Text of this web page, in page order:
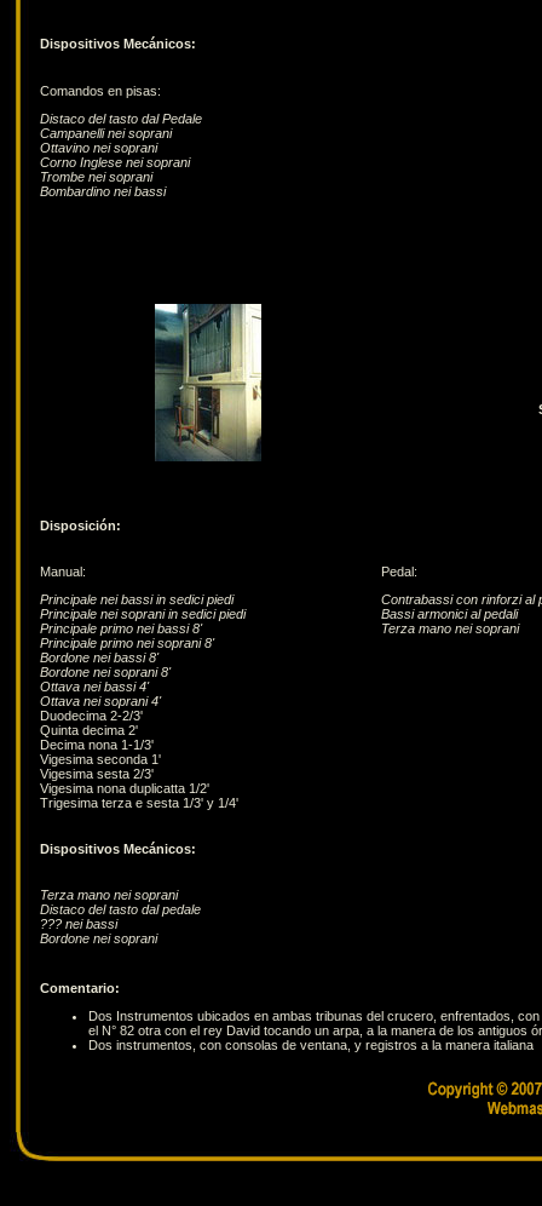
Dispositivos Mecánicos:
Comandos en pisas:
Distaco del tasto dal Pedale
Campanelli nei soprani
Ottavino nei soprani
Corno Inglese nei soprani
Trombe nei soprani
Bombardino nei bassi
Disposición:
Manual:
Principale nei bassi in sedici piedi
Principale nei soprani in sedici piedi
Principale primo nei bassi 8'
Principale primo nei soprani 8'
Bordone nei bassi 8'
Bordone nei soprani 8'
Ottava nei bassi 4'
Ottava nei soprani 4'
Duodecima 2‑2/3'
Quinta decima 2'
Decima nona 1‑1/3'
Vigesima seconda 1'
Vigesima sesta 2/3'
Vigesima nona duplicatta 1/2'
Trigesima terza e sesta 1/3' y 1/4'
Pedal:
Contrabassi con rinforzi al
Bassi armonici al pedali
Terza mano nei soprani
Dispositivos Mecánicos:
Terza mano nei soprani
Distaco del tasto dal pedale
??? nei bassi
Bordone nei soprani
Comentario:
Dos Instrumentos ubicados en ambas tribunas del crucero, enfrentados,
el N° 82 otra con el rey David tocando un arpa, a la manera de los antiguos
Dos instrumentos, con consolas de ventana, y registros a la manera italiana